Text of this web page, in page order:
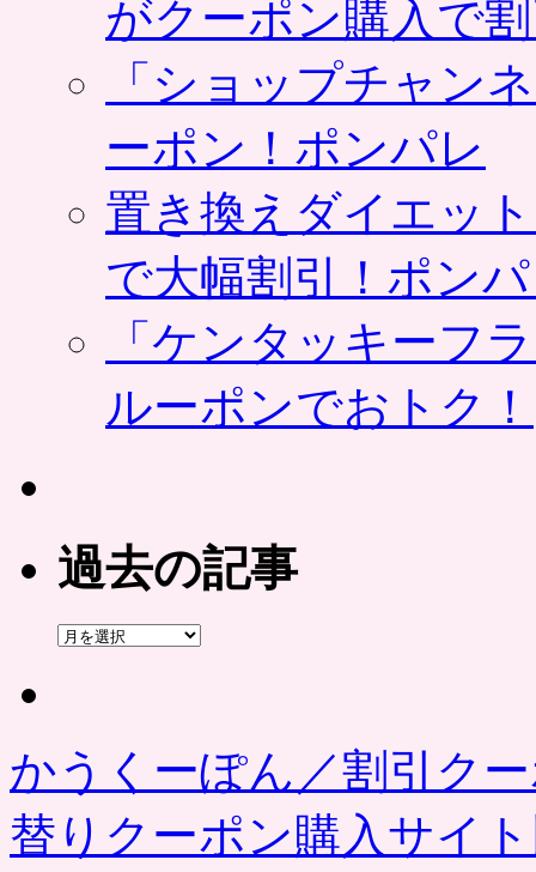
がクーポン購入で
「ショップチャン
ーポン！ポンパレ
置き換えダイエッ
で大幅割引！ポン
「ケンタッキーフ
ルーポンでおトク！
過去の記事
過
かうくーぽん／割引ク
替りクーポン購入サイ